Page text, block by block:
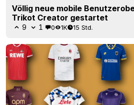
Völlig neue mobile
Trikot Creator gestartet
9 1 0 1K 15 Std.